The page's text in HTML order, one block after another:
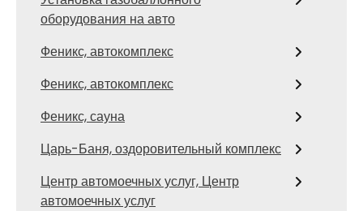
оборудования на авто
Феникс, автокомплекс
Феникс, автокомплекс
Феникс, сауна
Царь-Баня, оздоровительный комплекс
Центр автомоечных услуг, Центр
автомоечных услуг